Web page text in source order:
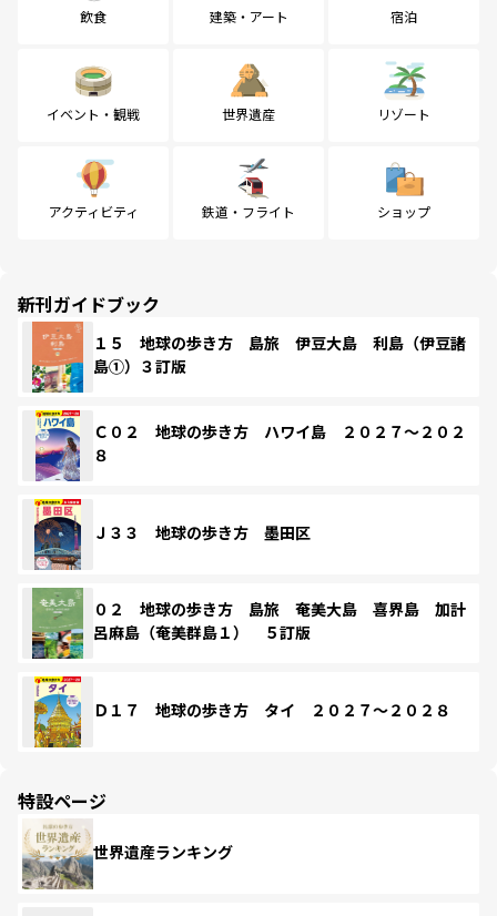
飲食 建築・アート 宿泊
イベント・観戦 世界遺産 リゾート
アクティビティ 鉄道・フライト ショップ
新刊ガイドブック
１５ 地球の歩き方 島旅 伊豆大島 利島（伊豆諸
島①）３訂版
Ｃ０２ 地球の歩き方 ハワイ島 ２０２７～２０２
８
Ｊ３３ 地球の歩き方 墨田区
０２ 地球の歩き方 島旅 奄美大島 喜界島 加計
呂麻島（奄美群島１） ５訂版
Ｄ１７ 地球の歩き方 タイ ２０２７～２０２８
特設ページ
世界遺産ランキング